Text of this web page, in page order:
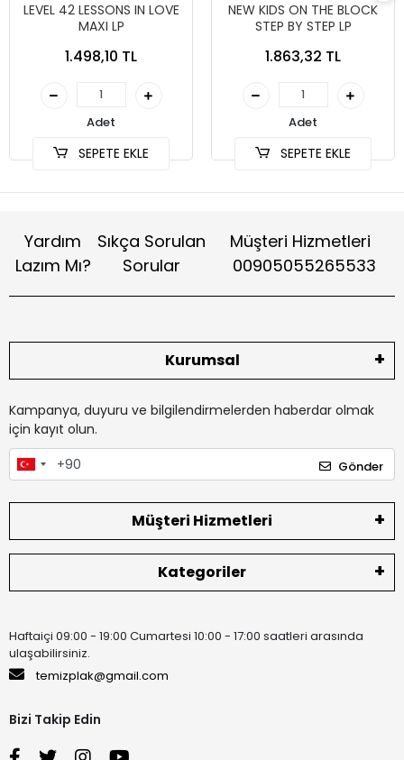
LEVEL 42 LESSONS IN LOVE
MAXI LP
1.498,10 TL
Adet
SEPETE EKLE
NEW KIDS ON THE BLOCK
STEP BY STEP LP
1.863,32 TL
Adet
SEPETE EKLE
Yardım
Lazım Mı?
Sıkça Sorulan
Sorular
Müşteri Hizmetleri
00905055265533
Kurumsal
Kampanya, duyuru ve bilgilendirmelerden haberdar olmak
için kayıt olun.
Gönder
Müşteri Hizmetleri
Kategoriler
Haftaiçi 09:00 - 19:00 Cumartesi 10:00 - 17:00 saatleri arasında
ulaşabilirsiniz.
temizplak@gmail.com
Bizi Takip Edin